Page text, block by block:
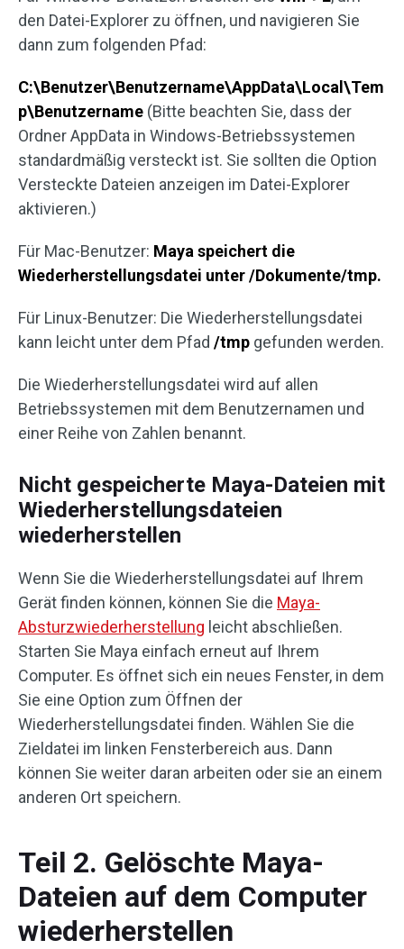
den Datei-Explorer zu öffnen, und navigieren Sie
dann zum folgenden Pfad:
C:\Benutzer\Benutzername\AppData\Local\Tem
p\Benutzername (Bitte beachten Sie, dass der
Ordner AppData in Windows-Betriebssystemen
standardmäßig versteckt ist. Sie sollten die Option
Versteckte Dateien anzeigen im Datei-Explorer
aktivieren.)
Für Mac-Benutzer: Maya speichert die
Wiederherstellungsdatei unter /Dokumente/tmp.
Für Linux-Benutzer: Die Wiederherstellungsdatei
kann leicht unter dem Pfad /tmp gefunden werden.
Die Wiederherstellungsdatei wird auf allen
Betriebssystemen mit dem Benutzernamen und
einer Reihe von Zahlen benannt.
Nicht gespeicherte Maya-Dateien mit
Wiederherstellungsdateien
wiederherstellen
Wenn Sie die Wiederherstellungsdatei auf Ihrem
Gerät finden können, können Sie die Maya-
Absturzwiederherstellung leicht abschließen.
Starten Sie Maya einfach erneut auf Ihrem
Computer. Es öffnet sich ein neues Fenster, in dem
Sie eine Option zum Öffnen der
Wiederherstellungsdatei finden. Wählen Sie die
Zieldatei im linken Fensterbereich aus. Dann
können Sie weiter daran arbeiten oder sie an einem
anderen Ort speichern.
Teil 2. Gelöschte Maya-
Dateien auf dem Computer
wiederherstellen